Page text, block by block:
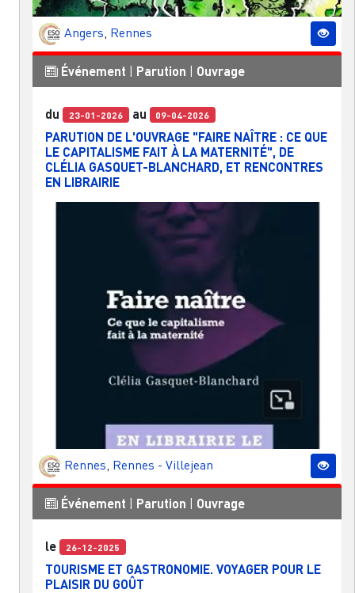
Angers Rennes
Événement Parution Ouvrage
du 23-01-2026 au 09-04-2026
PARUTION DE L'OUVRAGE "FAIRE NAÎTRE : CE QUE
LE CAPITALISME FAIT À LA MATERNITÉ", DE
CLÉLIA GASQUET-BLANCHARD, ET RENCONTRES
EN LIBRAIRIE
Rennes, Rennes - Villejean
Événement Parution Ouvrage
le 26-12-2025
TOURISME ET GASTRONOMIE. VOYAGER POUR LE
PLAISIR DU GOÛT